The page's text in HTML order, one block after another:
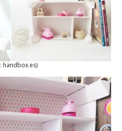
handbox.es)